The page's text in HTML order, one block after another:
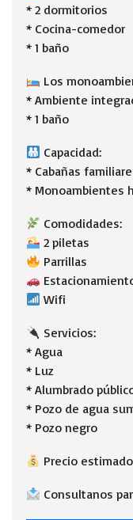
* 2 dormitorios
* Cocina-comedor
* 1 baño
Los
* Ambiente
* 1 baño
Capacidad:
* Cabañas
* Monoambientes
Comodidades:
2 piletas
Parrillas
Wifi
Servicios:
* Agua
* Luz
* Alumbrado
* Pozo de agua
* Pozo negro
Precio
Consultanos